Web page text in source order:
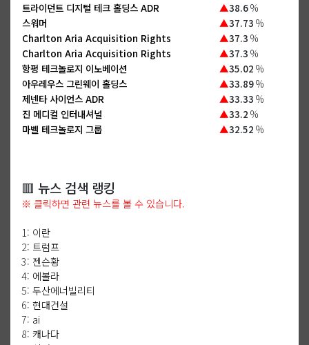
트라이던트 디지털 테크 홀딩스 ADR
▲38.6%
스워머
▲37.73 %
Charlton Aria Acquisition Rights
▲37.3 %
Charlton Aria Acquisition Rights
▲37.3 %
항펑 테크놀로지 이노베이션
▲35.02 %
아우레우스 그린웨이 홀딩스
▲33.89%
제넨타 사이언스 ADR
▲33.33 %
진 메디컬 인터내셔널
▲33.2 %
마벨 테크놀로지 그룹
▲32.52 %
🟥 뉴스 검색 랭킹
※ 클릭하면 관련 뉴스를 볼 수 있습니다.
1: 이란
2: 트럼프
3: 젠슨황
4: 에볼라
5: 두산에너빌리티
6: 현대건설
7: ai
8: 캐나다